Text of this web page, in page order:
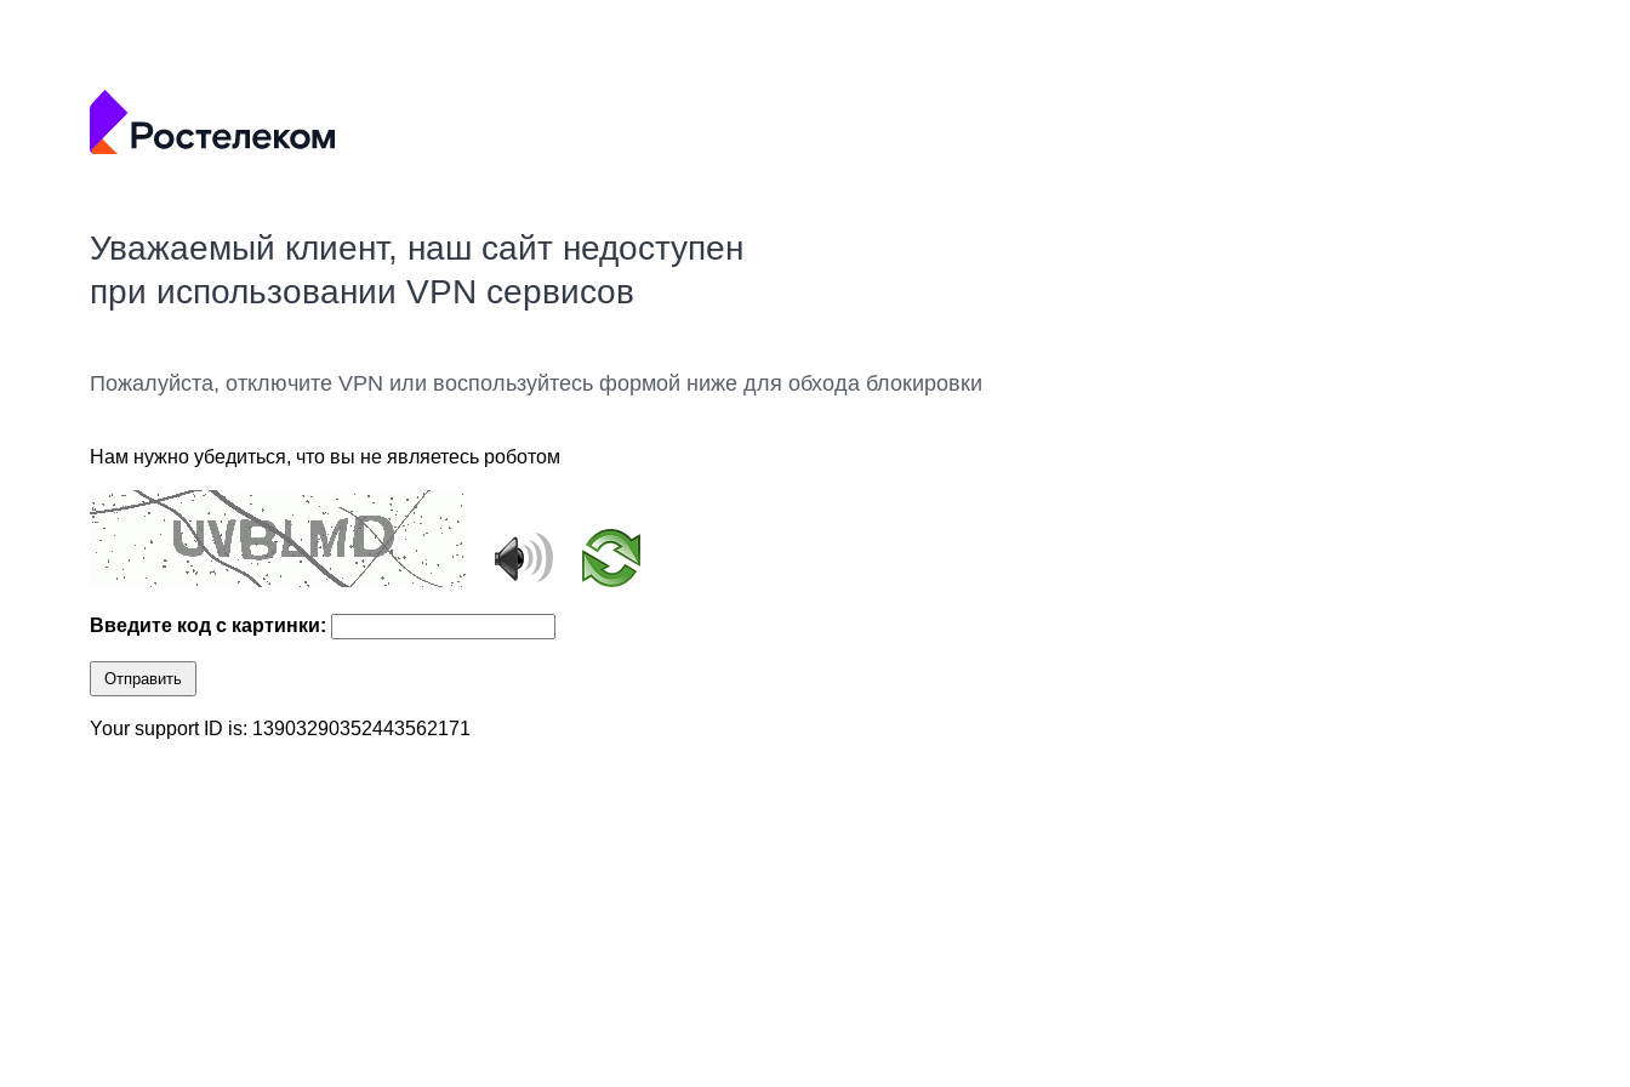
Уважаемый клиент, наш сайт недоступен
при использовании VPN сервисов
Пожалуйста, отключите VPN или воспользуйтесь формой ниже для обхода блокировки
Нам нужно убедиться, что вы не являетесь роботом
Введите код с картинки:
Отправить
Your support ID is: 13903290352443562171